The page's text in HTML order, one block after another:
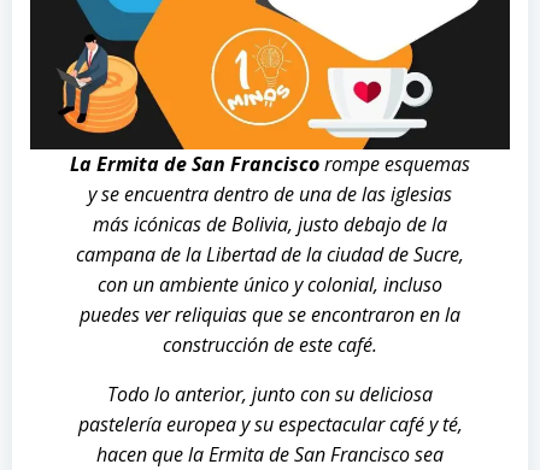
La Ermita de San Franciscorompe esquemas
y se encuentra dentro de una de las iglesias
más icónicas de Bolivia, justo debajo de la
campana de la Libertad de la ciudad de Sucre,
con un ambiente único y colonial, incluso
puedes ver reliquias que se encontraron en la
construcción de este café.
Todo lo anterior, junto con su deliciosa
pastelería europea y su espectacular café y té,
hacen que la Ermita de San Francisco sea